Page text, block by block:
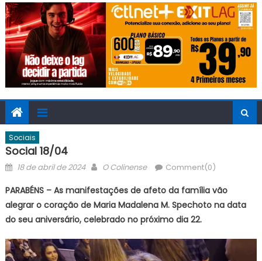
Sociais
Social 18/04
Posted
18 de abril de 2024 Author
O Colinense Comment(0)
PARABÉNS – As manifestações de afeto da família vão
alegrar o coração de Maria Madalena M. Spechoto na data
do seu aniversário, celebrado no próximo dia 22.